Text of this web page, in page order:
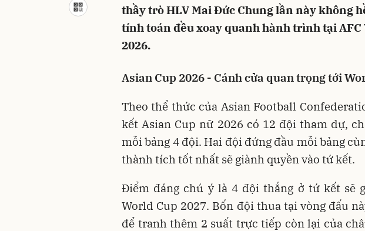
thầy trò HLV Mai Đức Chung lần này không
tính toán đều xoay quanh hành trình tại AFC
2026.
Asian Cup 2026 - Cánh cửa quan trọng tới
Theo thể thức của Asian Football
kết Asian Cup nữ 2026 có 12 đội tham dự,
mỗi bảng 4 đội. Hai đội đứng đầu mỗi bảng
thành tích tốt nhất sẽ giành quyền vào tứ kết.
Điểm đáng chú ý là 4 đội thắng ở tứ kết sẽ
World Cup 2027. Bốn đội thua tại vòng đấu
để tranh thêm 2 suất trực tiếp còn lại của